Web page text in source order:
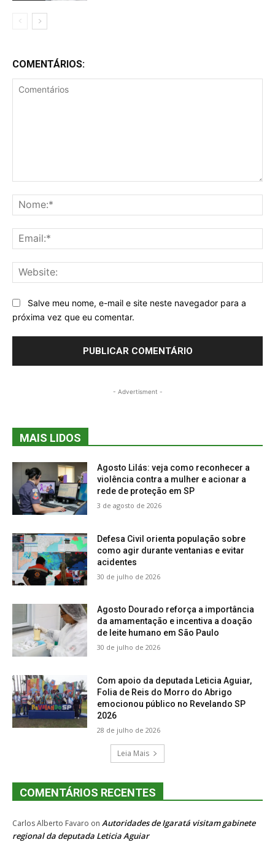
COMENTÁRIOS:
Salve meu nome, e-mail e site neste navegador para a
próxima vez que eu comentar.
- Advertisment -
MAIS LIDOS
Agosto Lilás: veja como reconhecer a
violência contra a mulher e acionar a
rede de proteção em SP
3 de agosto de 2026
Defesa Civil orienta população sobre
como agir durante ventanias e evitar
acidentes
30 de julho de 2026
Agosto Dourado reforça a importância
da amamentação e incentiva a doação
de leite humano em São Paulo
30 de julho de 2026
Com apoio da deputada Leticia Aguiar,
Folia de Reis do Morro do Abrigo
emocionou público no Revelando SP
2026
28 de julho de 2026
Leia Mais
COMENTÁRIOS RECENTES
Carlos Alberto Favaro on Autoridades de Igaratá visitam gabinete
regional da deputada Leticia Aguiar